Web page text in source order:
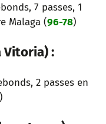
7 passes, 1
Malaga (96-78)
Vitoria) :
2 passes en
)